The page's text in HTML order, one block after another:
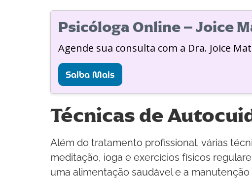
Psicóloga Online – Joice
Agende sua consulta com a Dra. Joice
Saiba Mais
Técnicas de
Além do tratamento profissional, várias
meditação, ioga e exercícios físicos
uma alimentação saudável e a